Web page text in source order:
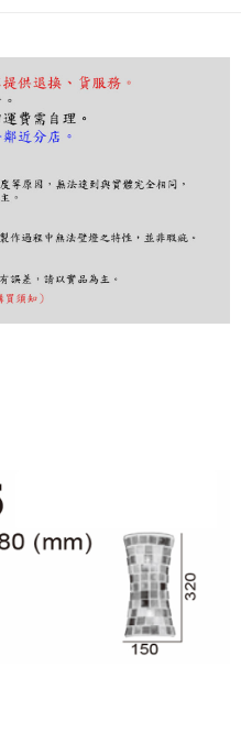
後，將跳轉至「AFTEE先享後付」
簡訊。
簡訊中的連結，可透過四大超商／
方視為交易完成。
費，但若您需要取消訂單，請聯絡
之結帳頁面顯示為準，若有關於
關疑問，請聯繫「AFTEE先享後付
support/home
人或監護人之同意方可使用
引起之損失，本公司不負相關責
個別帳號之用戶狀況，依本公司即
不足之情形，本公司將視審查結果
訊註冊。若發現惡意使用之情形，
之使用額度並採取法律行動。
運費